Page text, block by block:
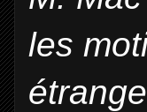
les